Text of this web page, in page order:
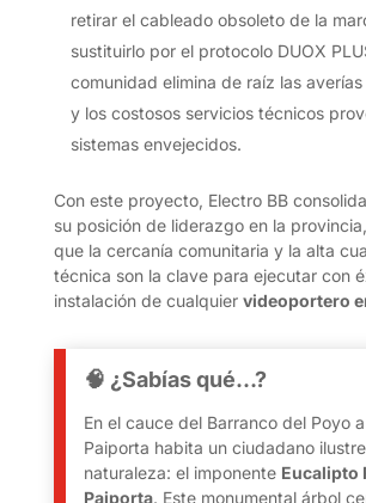
retirar el cableado obsoleto de la
sustituirlo por el protocolo DUOX
comunidad elimina de raíz las
y los costosos servicios técnicos
sistemas envejecidos.
Con este proyecto, Electro BB
su posición de liderazgo en la
que la cercanía comunitaria y la alta
técnica son la clave para ejecutar con
instalación de cualquier videoportero
🧠 ¿Sabías qué…?
En el cauce del Barranco del Poyo
Paiporta habita un ciudadano
naturaleza: el imponente Eucalipto
Paiporta. Este monumental árbol